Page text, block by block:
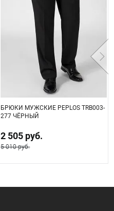
БРЮКИ МУЖСКИЕ PEPLOS TRB003-
277 ЧЁРНЫЙ
2 505 руб.
5 010 руб.